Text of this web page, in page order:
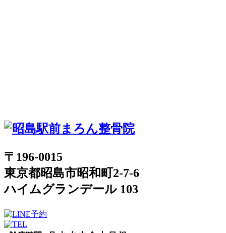
〒196-0015
東京都昭島市昭和町2-7-6
ハイムグランデール 103